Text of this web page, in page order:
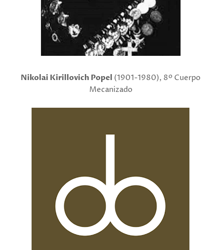
Nikolai Kirillovich Popel (1901-1980), 8º Cuerpo
Mecanizado